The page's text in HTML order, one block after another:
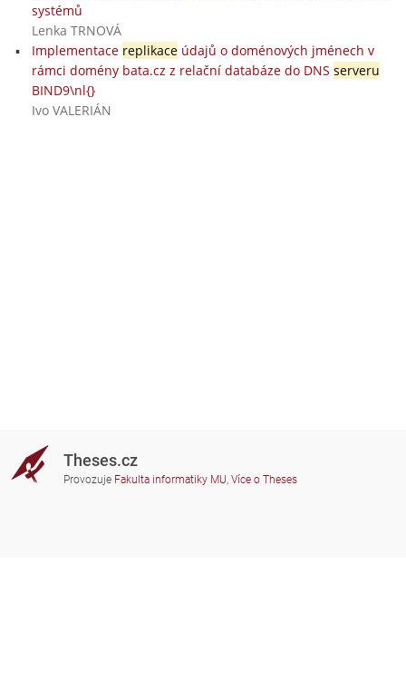
systémů
Lenka TRNOVÁ
Implementace replikaceúdajů o doménových jménech v
rámci domény bata.cz z relační databáze do DNS serveru
BIND9\nl{}
Ivo VALERIÁN
Theses.cz
Provozuje Fakulta informatiky MU, Více o Theses